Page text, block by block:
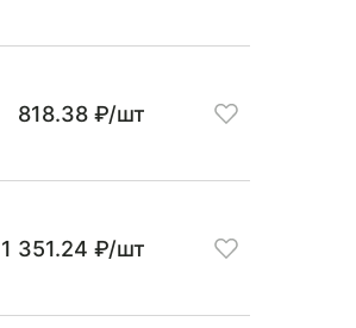
818.38 ₽/шт
1 351.24 ₽/шт